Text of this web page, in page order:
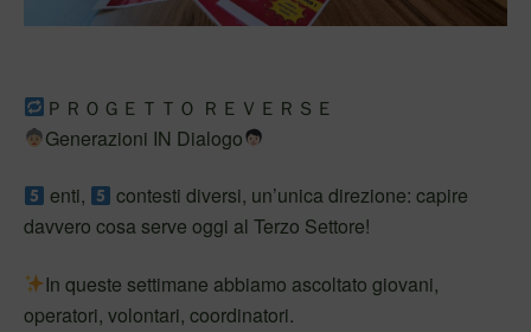
ＰＲＯＧＥＴＴＯ ＲＥＶＥＲＳＥ
Generazioni IN Dialogo
enti,
contesti diversi, un’unica direzione: capire
davvero cosa serve oggi al Terzo Settore!
In queste settimane abbiamo ascoltato giovani,
operatori, volontari, coordinatori.